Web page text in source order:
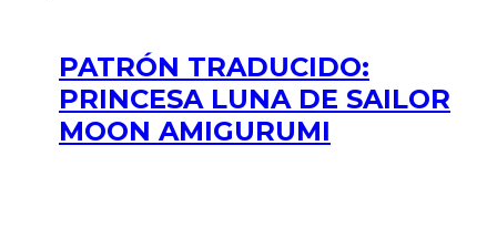
PATRÓN TRADUCIDO:
PRINCESA LUNA DE SAILOR
MOON AMIGURUMI